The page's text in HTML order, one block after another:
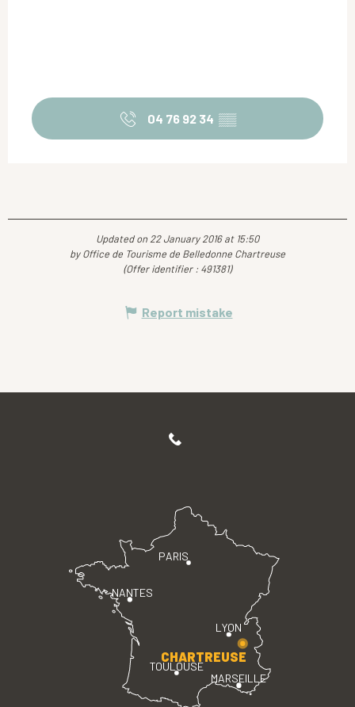
04 76 92 34 ▒▒
Updated on 22 January 2016 at 15:50
by Office de Tourisme de Belledonne Chartreuse
(Offer identifier : 491381)
Report mistake
PARIS
LYON
TOULOUSE
MARSEILLE
NANTES
CHARTREUSE